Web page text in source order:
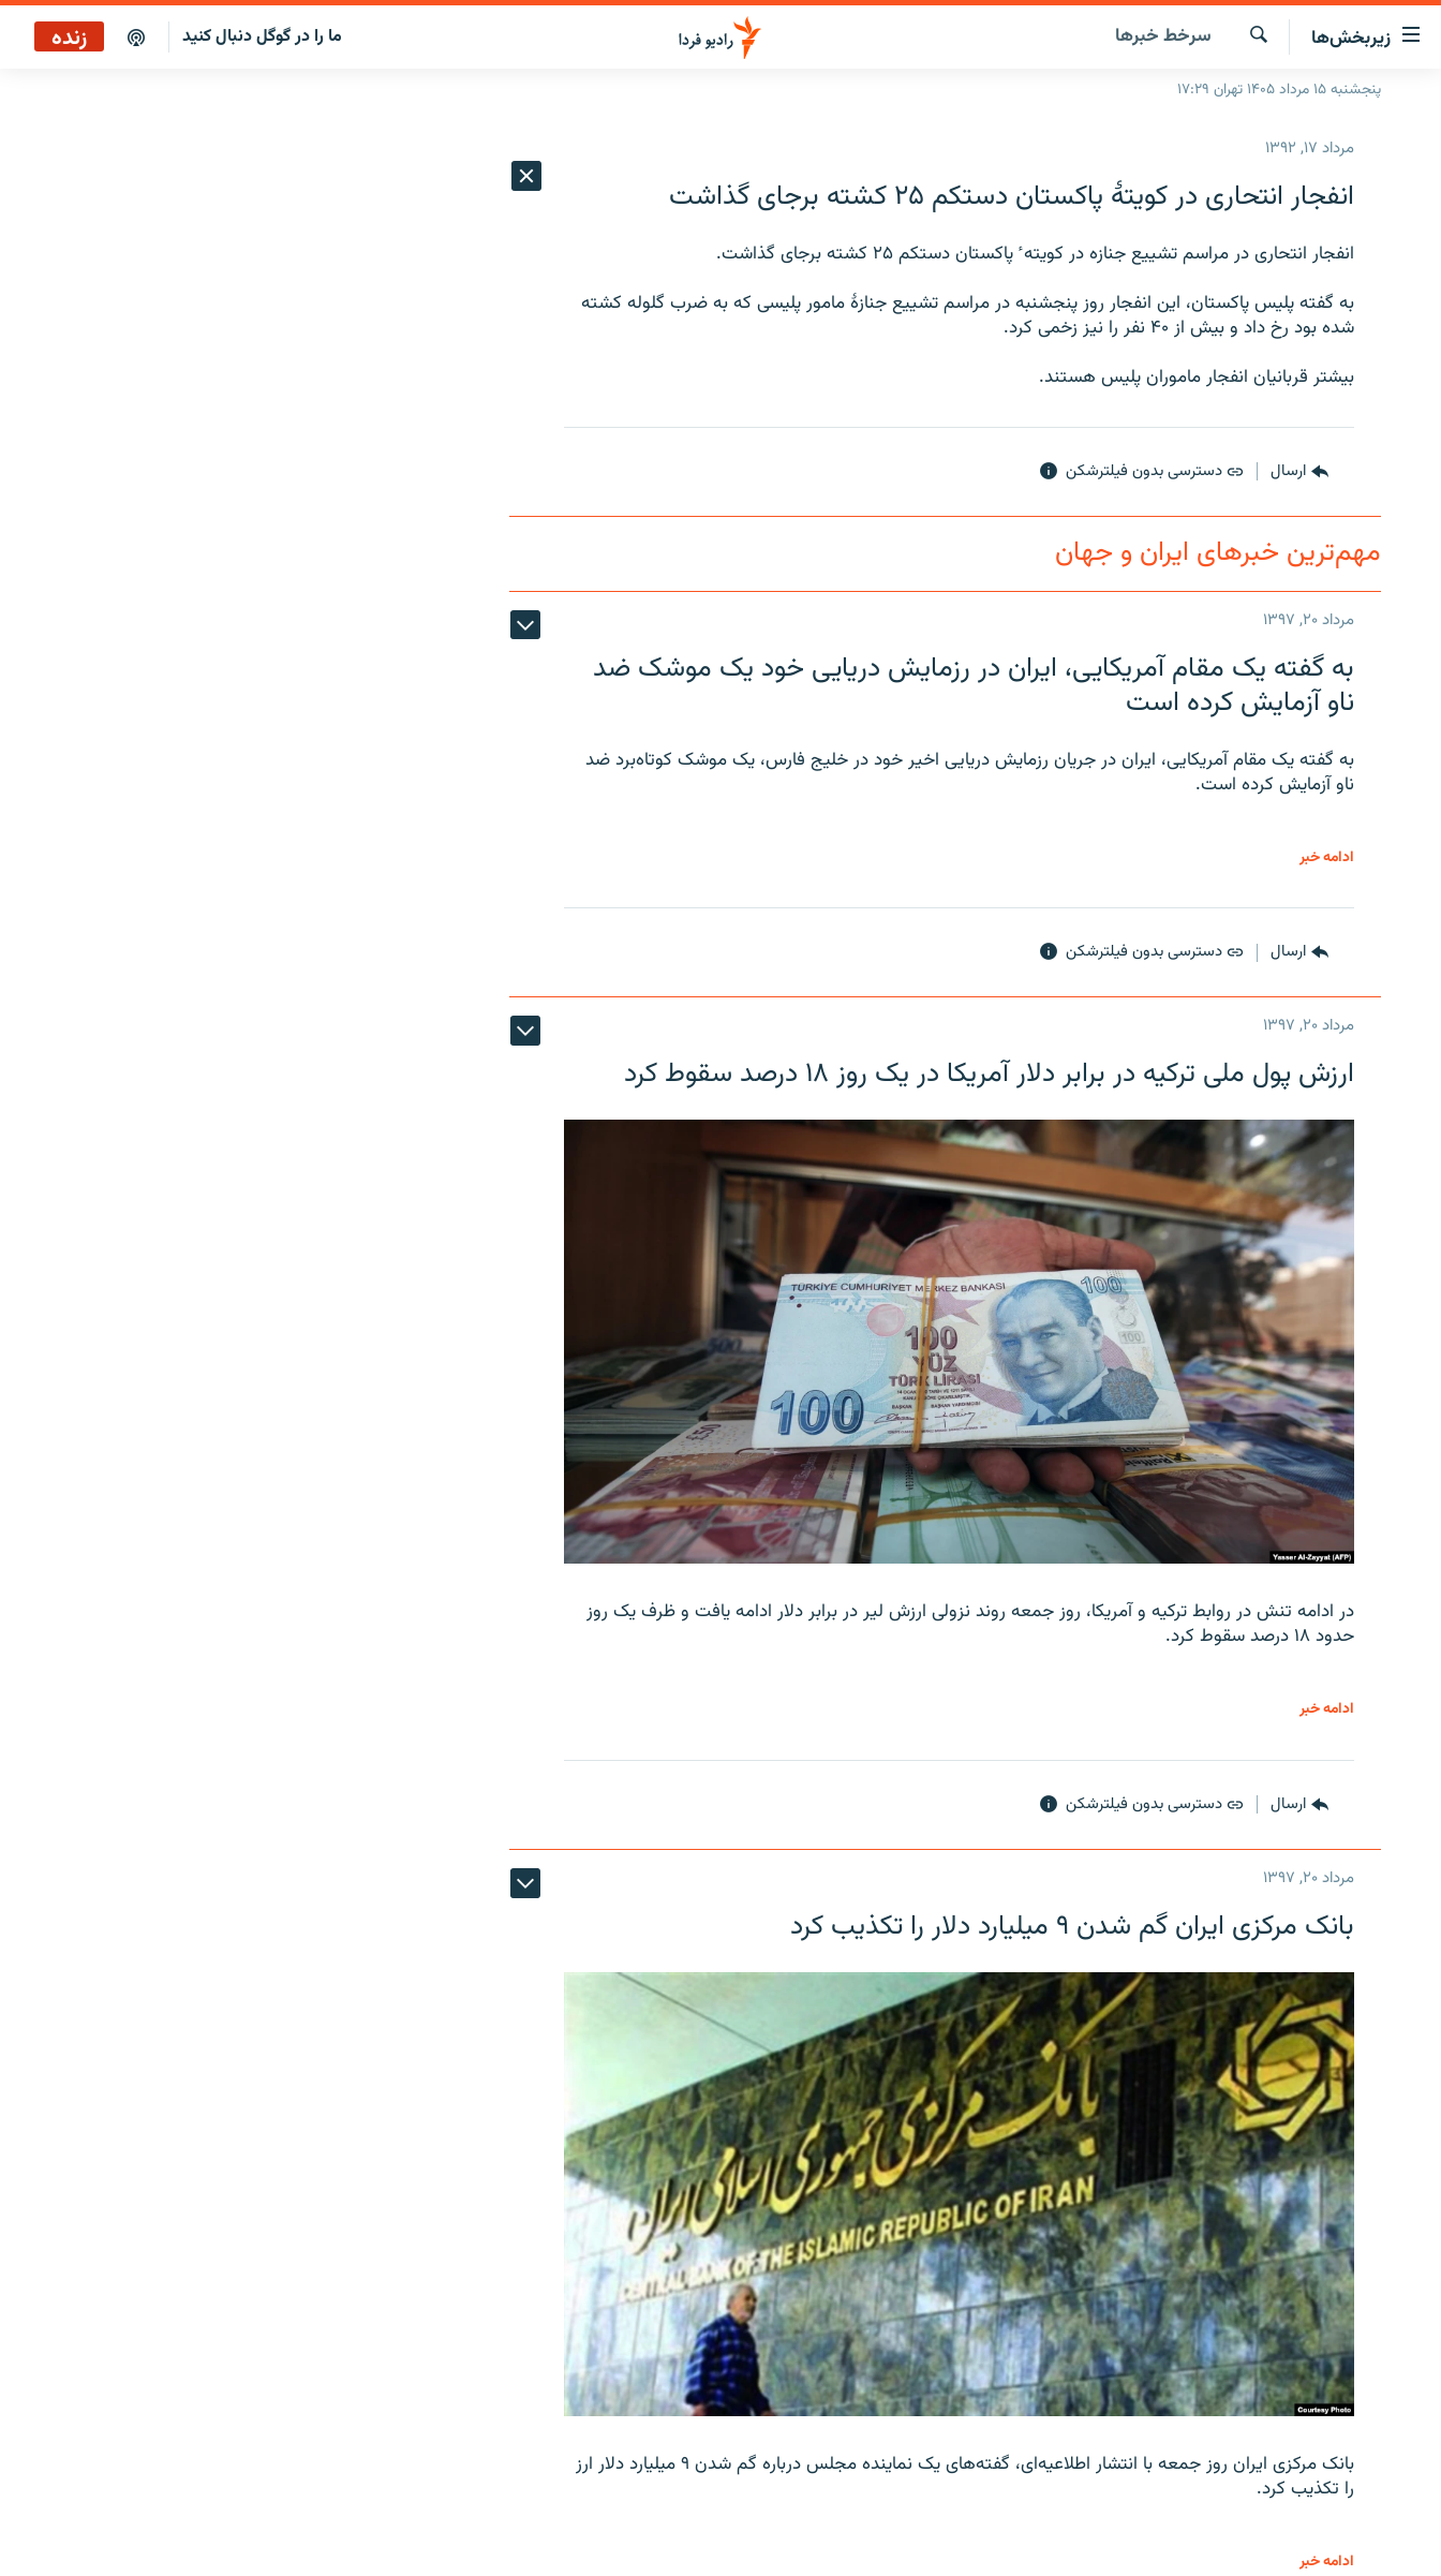
لینک‌های
قابلیت
دسترسی
زیربخش‌ها
صفحه اصلی
انتخاب کنید و بشنوید
برنامه‌های رادیویی
فرکانس‌ها
گزارش‌های تصویری
گزارش‌های ویدئویی
جستجو
سرخط‌ خبرها ما را در گوگل دنبال کنید زنده
پنجشنبه ۱۵ مرداد ۱۴۰۵ تهران ۱۷:۲۹
مرداد ۱۷, ۱۳۹۲
انفجار انتحاری در کویتهٔ پاکستان دستکم ۲۵ کشته برجای گذاشت
انفجار انتحاری در مراسم تشییع جنازه در کویته ٔ پاکستان دستکم ۲۵ کشته برجای گذاشت.
به گفته پلیس پاکستان، این انفجار روز پنجشنبه در مراسم تشییع جنازهٔ مامور پلیسی که به ضرب گلوله کشته
شده بود رخ داد و بیش از ۴۰ نفر را نیز زخمی کرد.
بیشتر قربانیان انفجار ماموران پلیس هستند.
ارسال دسترسی بدون فیلترشکن
مهم‌ترین خبرهای ایران و جهان
مرداد ۲۰, ۱۳۹۷
به گفته یک مقام آمریکایی، ایران در رزمایش دریایی خود یک موشک ضد
ناو آزمایش کرده است
به گفته یک مقام آمریکایی، ایران در جریان رزمایش دریایی اخیر خود در خلیج فارس، یک موشک کوتاه‌برد ضد
ناو آزمایش کرده است.
ادامه خبر
ارسال دسترسی بدون فیلترشکن
مرداد ۲۰, ۱۳۹۷
ارزش پول ملی ترکیه در برابر دلار آمریکا در یک روز ۱۸ درصد سقوط کرد
در ادامه تنش در روابط ترکیه و آمریکا، روز جمعه روند نزولی ارزش لیر در برابر دلار ادامه یافت و ظرف یک روز
حدود ۱۸ درصد سقوط کرد.
ادامه خبر
ارسال دسترسی بدون فیلترشکن
مرداد ۲۰, ۱۳۹۷
بانک مرکزی ایران گم شدن ۹ میلیارد دلار را تکذیب کرد
بانک مرکزی ایران روز جمعه با انتشار اطلاعیه‌ای، گفته‌های یک نماینده مجلس درباره گم شدن ۹ میلیارد دلار ارز
را تکذیب کرد.
ادامه خبر